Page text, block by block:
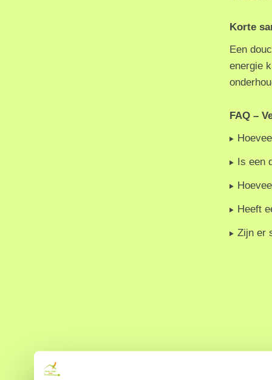
Korte
Een
energie
FAQ –
Is een
Heeft
Zijn er